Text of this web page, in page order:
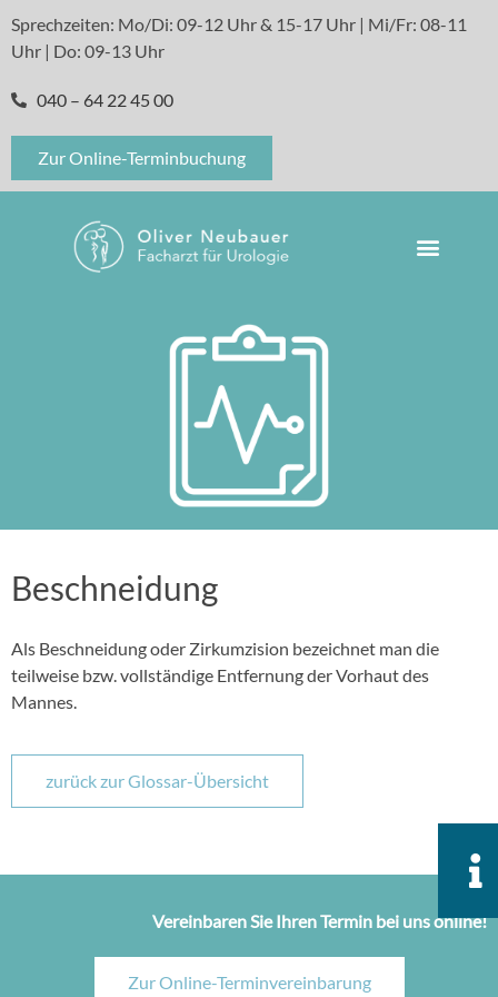
Sprechzeiten: Mo/Di: 09-12 Uhr & 15-17 Uhr | Mi/Fr: 08-11
Uhr | Do: 09-13 Uhr
040 – 64 22 45 00
Zur Online-Terminbuchung
Beschneidung
Als Beschneidung oder Zirkumzision bezeichnet man die
teilweise bzw. vollständige Entfernung der Vorhaut des
Mannes.
zurück zur Glossar-Übersicht
Vereinbaren Sie Ihren Termin bei uns online!
Zur Online-Terminvereinbarung